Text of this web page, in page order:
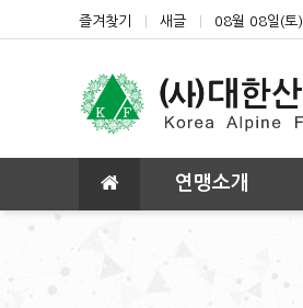
상단 네비
즐겨찾기 새글 08월 08일(토)
메인 메뉴 연맹소개